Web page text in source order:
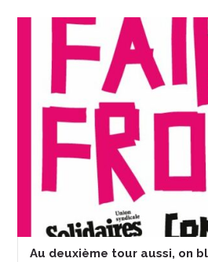
Au deuxième tour aussi, on